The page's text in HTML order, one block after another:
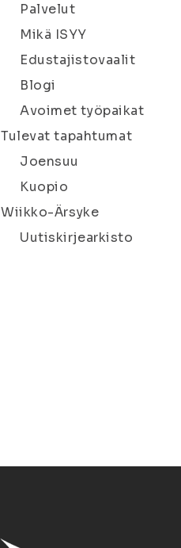
Palvelut
Mikä ISYY
Edustajistovaalit
Blogi
Avoimet työpaikat
Tulevat tapahtumat
Joensuu
Kuopio
Wiikko-Ärsyke
Uutiskirjearkisto